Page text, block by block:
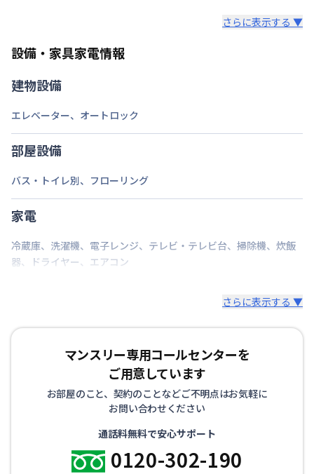
禁煙・喫煙
交通
定員
1名
駐車場
次回更新日
情報更新日より14日以内
情報更新日
さらに表示する ▼
設備・家具家電情報
建物設備
エレベーター、 オートロック
部屋設備
バス・トイレ別、 フローリング
家電
冷蔵庫、 洗濯機、 電子レンジ、 テレビ・テレビ台、 掃除機、 炊飯
器、 ドライヤー、 エアコン
さらに表示する ▼
マンスリー専用コールセンターを
ご用意しています
お部屋のこと、契約のことなどご不明点はお気軽に
お問い合わせください
通話料無料で安心サポート
0120-302-190